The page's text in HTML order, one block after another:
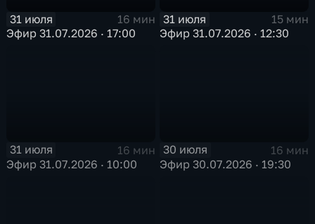
31 июля
16 мин
Эфир 31.07.2026 · 17:00
31 июля
15 мин
Эфир 31.07.2026 · 12:30
31 июля
16 мин
Эфир 31.07.2026 · 10:00
30 июля
16 мин
Эфир 30.07.2026 · 19:30